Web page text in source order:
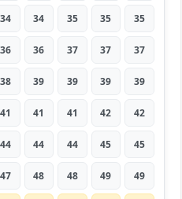
34 34 35 35 35
36 36 37 37 37
38 39 39 39 39
41 41 41 42 42
44 44 44 45 45
47 48 48 49 49